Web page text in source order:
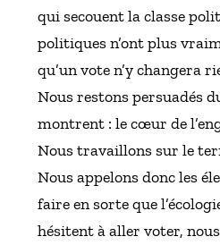
qui secouent la classe
politiques n’ont plus
qu’un vote n’y changera
Nous restons persuadés
montrent : le cœur de
Nous travaillons sur le
Nous appelons donc les
faire en sorte que
hésitent à aller voter,